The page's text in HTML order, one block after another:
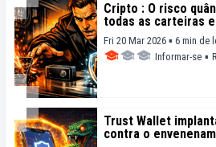
Cripto : O risco
todas as carteiras
Fri 20 Mar 2026 ▪ 6 min de
Informar-se ▪
Trust Wallet
contra o